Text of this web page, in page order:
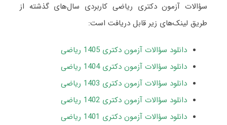
سؤالات آزمون دکتری ریاضی کاربردی سال‌های گذشته از
طریق لینک‌های زیر قابل دریافت است:
دانلود سؤالات آزمون دکتری 1405 ریاضی
دانلود سؤالات آزمون دکتری 1404 ریاضی
دانلود سؤالات آزمون دکتری 1403 ریاضی
دانلود سؤالات آزمون دکتری 1402 ریاضی
دانلود سؤالات آزمون دکتری 1401 ریاضی